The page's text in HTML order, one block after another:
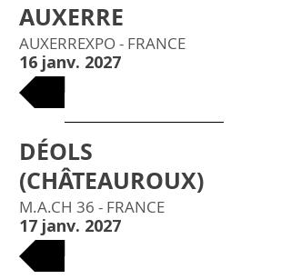
AUXERRE
AUXERREXPO - FRANCE
16 janv. 2027
DÉOLS
(CHÂTEAUROUX)
M.A.CH 36 - FRANCE
17 janv. 2027